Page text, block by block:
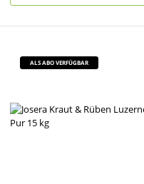
ALS ABO VERFÜGBAR